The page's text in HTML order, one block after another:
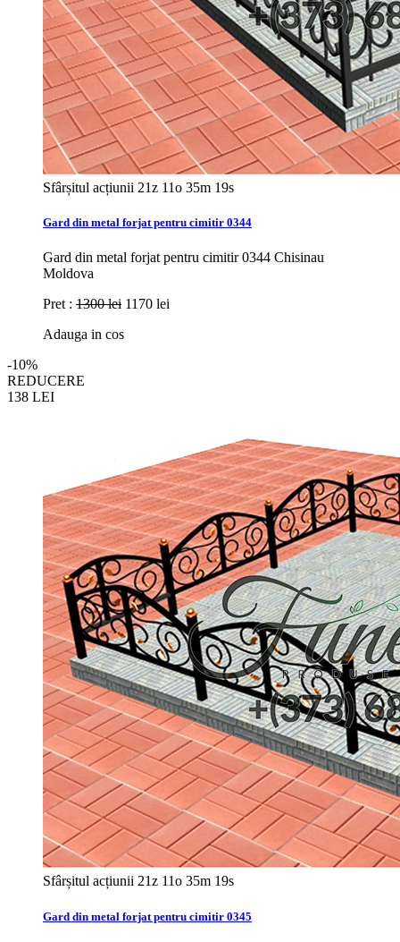
Sfârșitul acțiunii 21z 11o 35m 17s
Gard din metal forjat pentru cimitir 0344
Gard din metal forjat pentru cimitir 0344 Chisinau
Moldova
Pret : 1300 lei 1170 lei
Adauga in cos
-10%
REDUCERE
138 LEI
Sfârșitul acțiunii 21z 11o 35m 17s
Gard din metal forjat pentru cimitir 0345